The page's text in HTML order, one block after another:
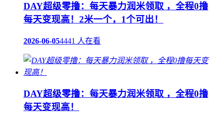
DAY超级零撸：每天暴力润米领取 ，全程0撸
每天变现高！2米一个，1个可出！
2026-06-054441 人在看
DAY超级零撸：每天暴力润米领取 ，全程0撸
每天变现高！